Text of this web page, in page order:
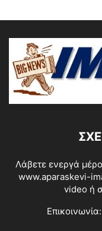
Λάβετε ενεργά
www.aparaskevi-
video ή
Επικοινωνία: